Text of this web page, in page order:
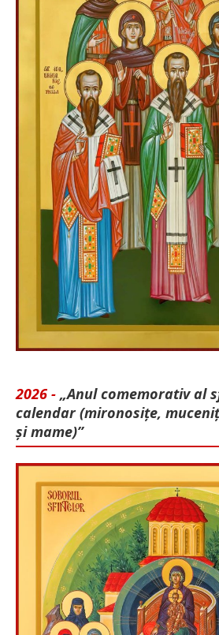
2026 - „Anul comemorativ al
calendar (mironosițe,
și mame)”